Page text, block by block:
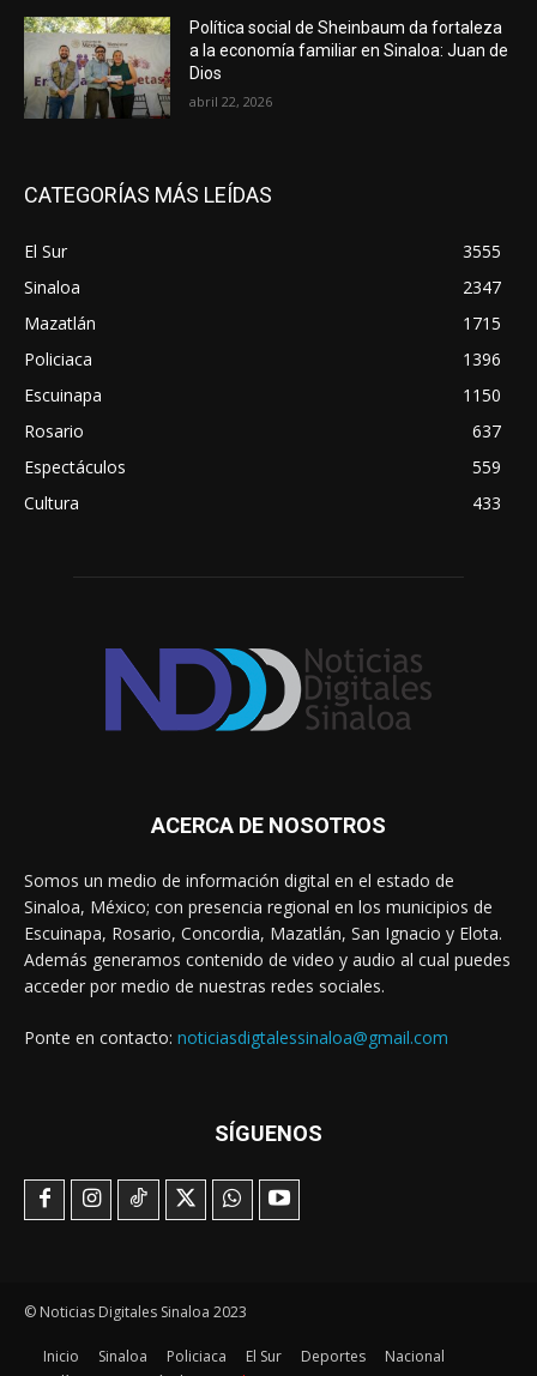
Política social de Sheinbaum da fortaleza
a la economía familiar en Sinaloa: Juan de
Dios
abril 22, 2026
CATEGORÍAS MÁS LEÍDAS
El Sur
3555
Sinaloa
2347
Mazatlán
1715
Policiaca
1396
Escuinapa
1150
Rosario
637
Espectáculos
559
Cultura
433
ACERCA DE NOSOTROS
Somos un medio de información digital en el estado de
Sinaloa, México; con presencia regional en los municipios de
Escuinapa, Rosario, Concordia, Mazatlán, San Ignacio y Elota.
Además generamos contenido de video y audio al cual puedes
acceder por medio de nuestras redes sociales.
Ponte en contacto: noticiasdigtalessinaloa@gmail.com
SÍGUENOS
© Noticias Digitales Sinaloa 2023
Inicio Sinaloa Policiaca El Sur Deportes
Nacional